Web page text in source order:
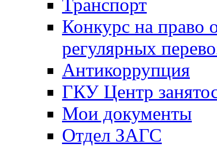
Транспорт
Конкурс на право
регулярных
Антикоррупция
ГКУ Центр
Мои документы
Отдел ЗАГС